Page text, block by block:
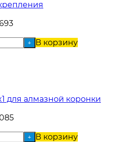
+ В корзину
для алмазной коронки
+ В корзину